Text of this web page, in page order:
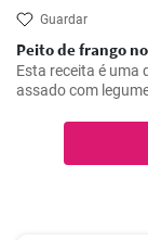
Guardar
Peito de frango
Esta receita é uma
assado com